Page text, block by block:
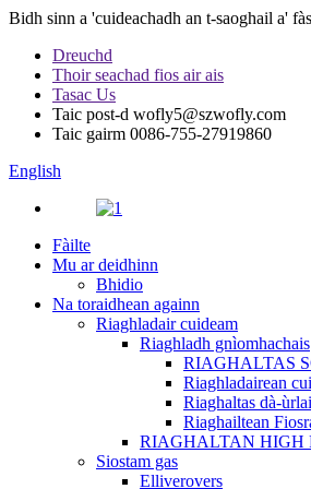
Bidh sinn a 'cuideachadh an t-saoghail a'
Dreuchd
Thoir seachad fios air ais
Tasac Us
Taic post-d wofly5@szwofly.com
Taic gairm 0086-755-27919860
English
Fàilte
Mu ar deidhinn
Bhidio
Na toraidhean againn
Riaghladair cuideam
Riaghladh gnìomhachais
RIAGHALTAS
Riaghladairean
Riaghaltas dà-
Riaghailtean
RIAGHALTAN HIGH
Siostam gas
Elliverovers